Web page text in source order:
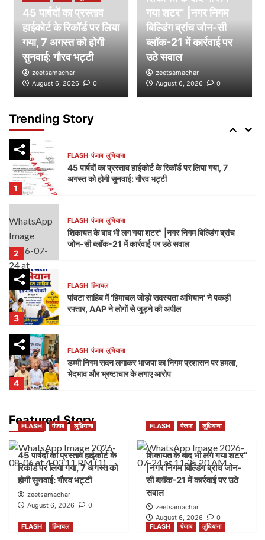
45 पार्षदों का प्रस्ताव
हाईकोर्ट के रिकॉर्ड पर लिया
गया, 7 अगस्त को होगी
सुनवाई: गौरव भट्टी
zeetsamachar
August 6, 2026
0
गया शटर” |नगर निगम
बिल्डिंग ब्रांच जोन-सी
ब्लॉक-21 में कार्रवाई पर
उठे सवाल
zeetsamachar
August 6, 2026
0
Trending Story
FLASH पंजाब लुधियाना
डम्मी निगम सदन लगाकर भाजपा का निगम प्रशासन पर हमला,
भेदभाव और भ्रष्टाचार के लगाए आरोप
5
प्लॉटिंग पर गहराए सवाल
1
FLASH पंजाब लुधियाना
45 पार्षदों का प्रस्ताव हाईकोर्ट के रिकॉर्ड पर लिया गया, 7
अगस्त को होगी सुनवाई: गौरव भट्टी
2
FLASH पंजाब लुधियाना
शिकायत के बाद भी लग गया शटर” |नगर निगम बिल्डिंग ब्रांच
जोन-सी ब्लॉक-21 में कार्रवाई पर उठे सवाल
3
FLASH हिमाचल
पांवटा साहिब में ‘हिमाचल जोड़ो सदस्यता अभियान’ ने पकड़ी
रफ्तार, AAP ने लोगों से जुड़ने की अपील
4
FLASH पंजाब लुधियाना
डम्मी निगम सदन लगाकर भाजपा का निगम प्रशासन पर हमला,
भेदभाव और भ्रष्टाचार के लगाए आरोप
5
FLASH
नक्शा भी आया सामने” | ब्लॉक-37 में 2000 गज की कथित
FLASH पंजाब
45 पार्षदों का प्रस्ताव हाईकोर्ट के रिकॉर्ड पर लिया गया, 7
अगस्त को होगी सुनवाई: गौरव भट्टी
Featured Story
FLASH पंजाब लुधियाना
45 पार्षदों का प्रस्ताव हाईकोर्ट के
रिकॉर्ड पर लिया गया, 7 अगस्त को
होगी सुनवाई: गौरव भट्टी
zeetsamachar
August 6, 2026
0
FLASH पंजाब लुधियाना
शिकायत के बाद भी लग गया शटर”
|नगर निगम बिल्डिंग ब्रांच जोन-
सी ब्लॉक-21 में कार्रवाई पर उठे
सवाल
zeetsamachar
August 6, 2026
0
FLASH
हिमाचल FLASH पंजाब लुधियाना